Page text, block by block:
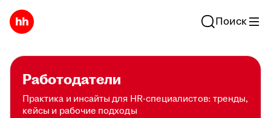
Поиск
Работодатели
Практика и инсайты для HR-специалистов: тренды,
кейсы и рабочие подходы